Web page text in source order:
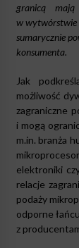
granicą
w wytwórstwie
sumarycznie
konsumenta.
Jak
możliwość
zagraniczne
i mogą
m.in. branża
elektroniki
relacje
podaży
odporne
z